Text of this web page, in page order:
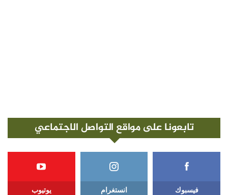
تابعونا على مواقع التواصل الاجتماعي
فيسبوك انستغرام يوتيوب